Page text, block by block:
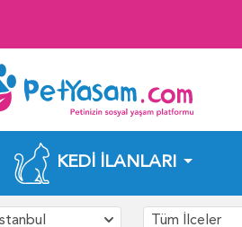
KEDI İLANLARI
Tüm İlceler